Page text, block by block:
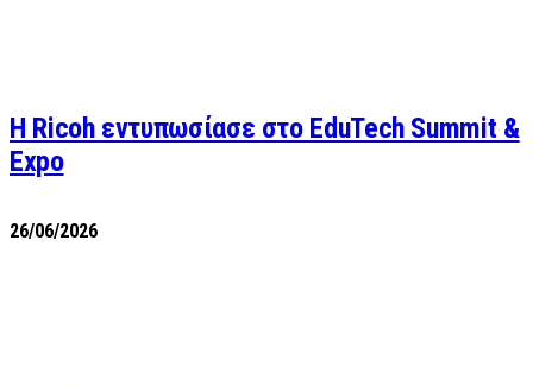
Η Ricoh εντυπωσίασε στο EduTech Summit &
Expo
26/06/2026